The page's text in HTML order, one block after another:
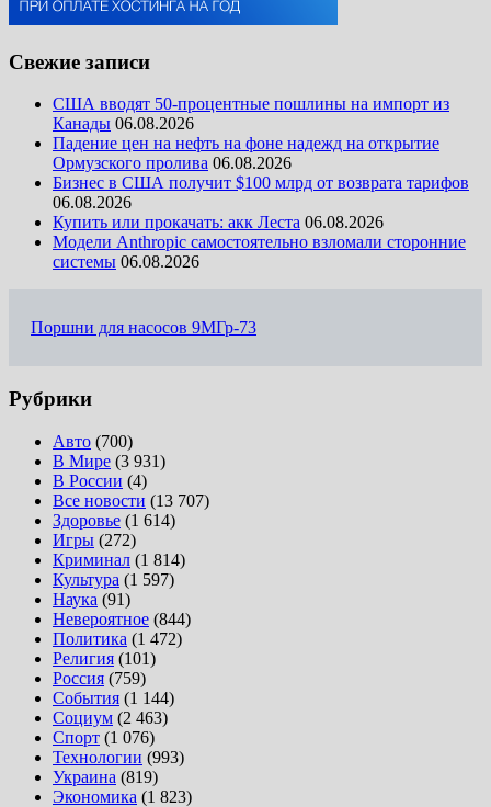
Свежие записи
США вводят 50-процентные пошлины на импорт из
Канады 06.08.2026
Падение цен на нефть на фоне надежд на открытие
Ормузского пролива 06.08.2026
Бизнес в США получит $100 млрд от возврата тарифов
06.08.2026
Купить или прокачать: акк Леста 06.08.2026
Модели Anthropic самостоятельно взломали сторонние
системы 06.08.2026
Поршни для насосов 9МГр-73
Рубрики
Авто (700)
В Мире (3 931)
В России (4)
Все новости (13 707)
Здоровье (1 614)
Игры (272)
Криминал (1 814)
Культура (1 597)
Наука (91)
Невероятное (844)
Политика (1 472)
Религия (101)
Россия (759)
События (1 144)
Социум (2 463)
Спорт (1 076)
Технологии (993)
Украина (819)
Экономика (1 823)